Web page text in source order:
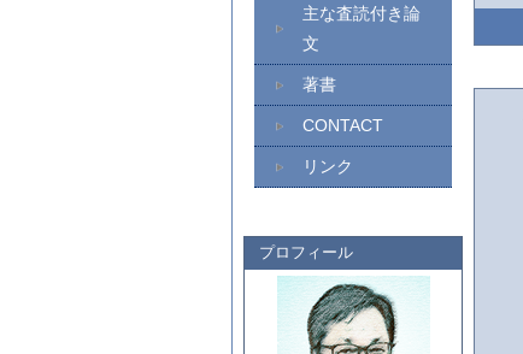
主な査読付き論
文
著書
CONTACT
リンク
プロフィール